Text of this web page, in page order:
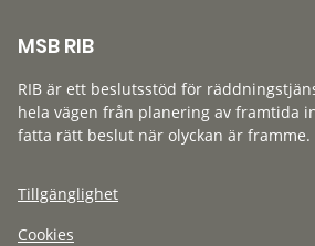
MSB RIB
RIB är ett beslutsstöd för
hela vägen från planering av framtida
fatta rätt beslut när olyckan är framme.
Tillgänglighet
Cookies